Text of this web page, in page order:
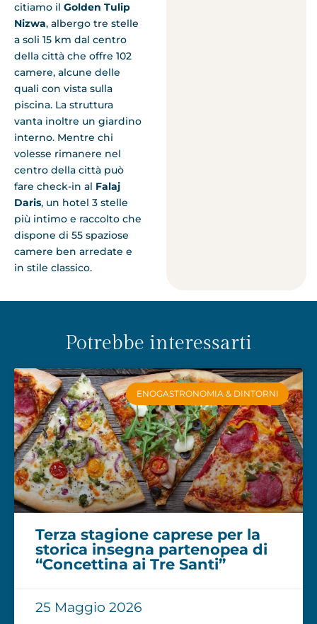
citiamo il Golden Tulip
Nizwa, albergo tre stelle
a soli 15 km dal centro
della città che offre 102
camere, alcune delle
quali con vista sulla
piscina. La struttura
vanta inoltre un giardino
interno. Mentre chi
volesse rimanere nel
centro della città può
fare check-in al Falaj
Daris, un hotel 3 stelle
più intimo e raccolto che
dispone di 55 spaziose
camere ben arredate e
in stile classico.
Potrebbe interessarti
ENOGASTRONOMIA & DINTORNI
Terza stagione caprese per la
storica insegna partenopea di
“Concettina ai Tre Santi”
25 Maggio 2026